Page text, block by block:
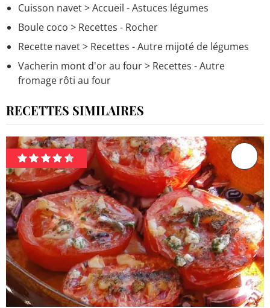
Cuisson navet> Accueil - Astuces légumes
Boule coco > Recettes - Rocher
Recette navet> Recettes - Autre mijoté de légumes
Vacherin mont d'or au four> Recettes - Autre
fromage rôti au four
RECETTES SIMILAIRES